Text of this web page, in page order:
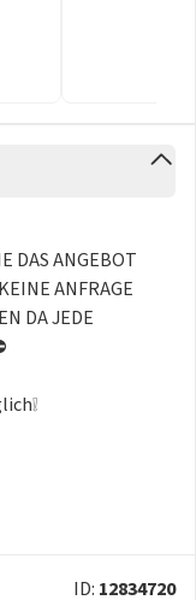
DAS ANGEBOT
ANFRAGE
DA JEDE
Kugelkopf, ohne
ID: 12834720